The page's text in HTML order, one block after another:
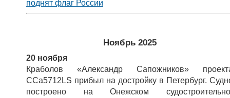
поднят флаг России
Ноябрь 2025
20 ноября
Краболов «Александр Сапожников»
CCa5712LS прибыл на достройку в Петербург.
построено на Онежском